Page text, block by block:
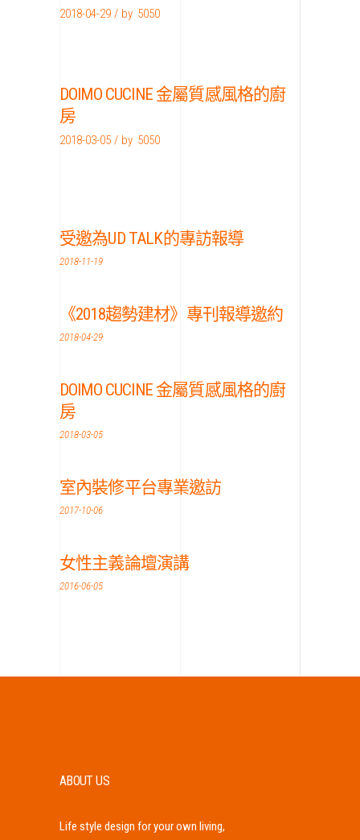
2018-04-29 by 5050
DOIMO CUCINE 金屬質感風格的廚
房
2018-03-05 by 5050
受邀為UD TALK的專訪報導
2018-11-19
《2018趨勢建材》專刊報導邀約
2018-04-29
DOIMO CUCINE 金屬質感風格的廚
房
2018-03-05
室內裝修平台專業邀訪
2017-10-06
女性主義論壇演講
2016-06-05
ABOUT US
Life style design for your own living,